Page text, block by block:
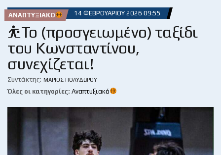
ΑΝΑΠΤΥΞΙΑΚΌ 14 ΦΕΒΡΟΥΑΡΊΟΥ 2026 09:55
⛹️Το (προσγειωμένο) ταξίδι
του Κωνσταντίνου,
συνεχίζεται!
Συντάκτης: ΜΆΡΙΟΣ ΠΟΛΥΔΏΡΟΥ
Όλες οι κατηγορίες: Αναπτυξιακό